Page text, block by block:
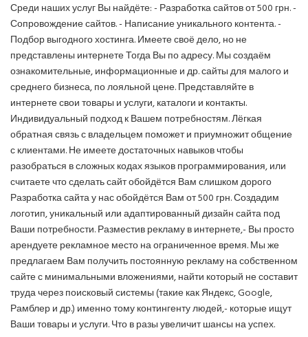
Среди наших услуг Вы найдёте: - Разработка сайтов от 500 грн. -
Сопровождение сайтов. - Написание уникального контента. -
Подбор выгодного хостинга. Имеете своё дело, но не
представлены интернете Тогда Вы по адресу. Мы создаём
ознакомительные, информационные и др. сайты для малого и
среднего бизнеса, по лояльной цене. Представляйте в
интернете свои товары и услуги, каталоги и контакты.
Индивидуальный подход к Вашем потребностям. Лёгкая
обратная связь с владельцем поможет и приумножит общение
с клиентами. Не имеете достаточных навыков чтобы
разобраться в сложных кодах языков программирования, или
считаете что сделать сайт обойдётся Вам слишком дорого
Разработка сайта у нас обойдётся Вам от 500 грн. Создадим
логотип, уникальный или адаптированный дизайн сайта под
Ваши потребности. Разместив рекламу в интернете,- Вы просто
арендуете рекламное место на ограниченное время. Мы же
предлагаем Вам получить постоянную рекламу на собственном
сайте с минимальными вложениями, найти который не составит
труда через поисковый системы (такие как Яндекс, Google,
Рамблер и др.) именно тому контингенту людей,- которые ищут
Ваши товары и услуги. Что в разы увеличит шансы на успех.